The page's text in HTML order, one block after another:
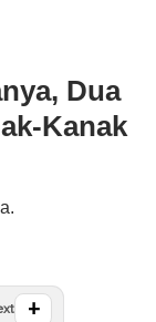
Dua
Kanak
+